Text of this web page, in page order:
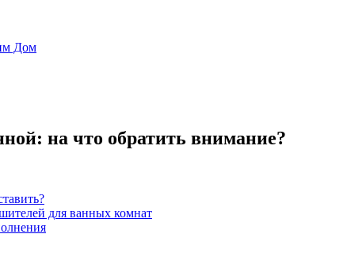
на что обратить внимание?
для ванных комнат